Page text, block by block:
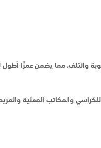
والتلف، مما يضمن عمرًا أطول
والمكاتب العملية